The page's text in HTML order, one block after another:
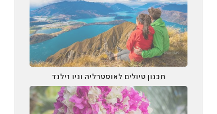
תכנון טיולים לאוסטרליה וניו זילנד